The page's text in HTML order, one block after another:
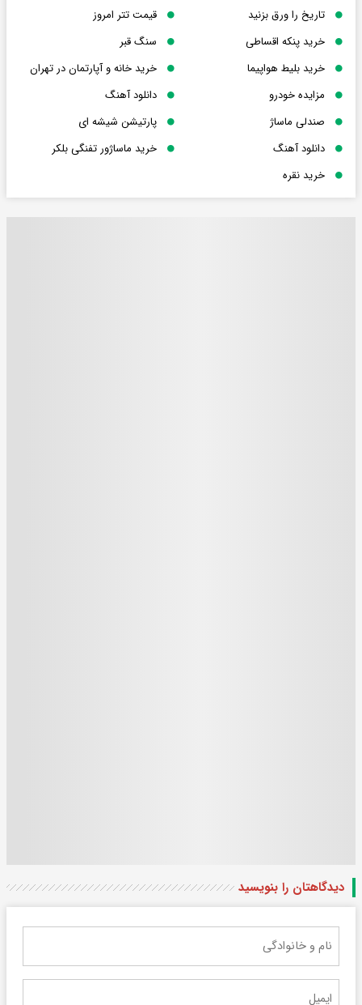
تاریخ را ورق بزنید
قیمت تتر امروز
خرید پنکه اقساطی
سنگ قبر
خرید بلیط هواپیما
خرید خانه و آپارتمان در تهران
مزایده خودرو
دانلود آهنگ
صندلی ماساژ
پارتیشن شیشه ای
دانلود آهنگ
خرید ماساژور تفنگی بلکر
خرید نقره
دیدگاهتان را بنویسید